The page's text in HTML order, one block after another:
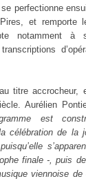
perfectionne
et remporte
notamment à
titre accrocheur,
Aurélien
est
célébration de la
finale -, puis
viennoise